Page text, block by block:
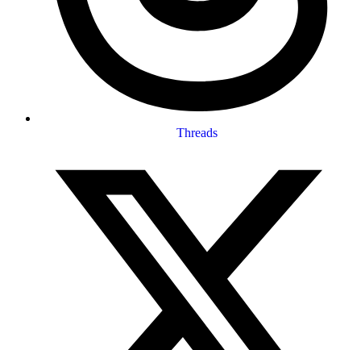
Threads